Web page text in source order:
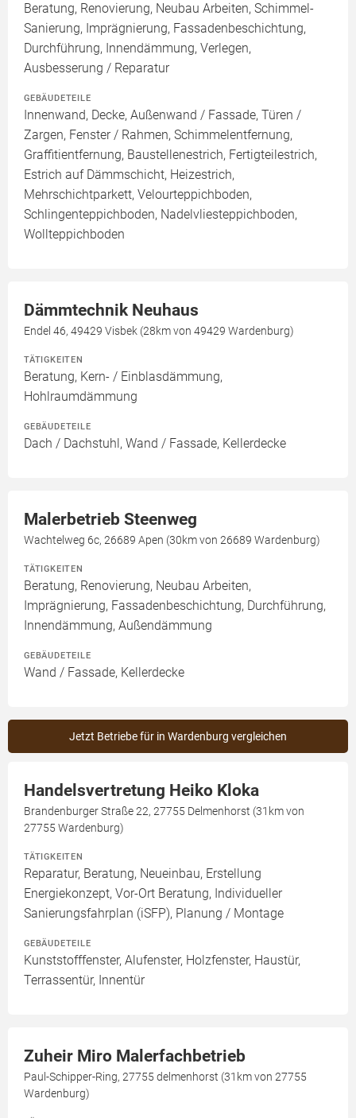
Beratung, Renovierung, Neubau Arbeiten, Schimmel-
Sanierung, Imprägnierung, Fassadenbeschichtung,
Durchführung, Innendämmung, Verlegen,
Ausbesserung / Reparatur
GEBÄUDETEILE
Innenwand, Decke, Außenwand / Fassade, Türen /
Zargen, Fenster / Rahmen, Schimmelentfernung,
Graffitientfernung, Baustellenestrich, Fertigteilestrich,
Estrich auf Dämmschicht, Heizestrich,
Mehrschichtparkett, Velourteppichboden,
Schlingenteppichboden, Nadelvliesteppichboden,
Wollteppichboden
Dämmtechnik Neuhaus
Endel 46, 49429 Visbek (28km von 49429 Wardenburg)
TÄTIGKEITEN
Beratung, Kern- / Einblasdämmung,
Hohlraumdämmung
GEBÄUDETEILE
Dach / Dachstuhl, Wand / Fassade, Kellerdecke
Malerbetrieb Steenweg
Wachtelweg 6c, 26689 Apen (30km von 26689 Wardenburg)
TÄTIGKEITEN
Beratung, Renovierung, Neubau Arbeiten,
Imprägnierung, Fassadenbeschichtung, Durchführung,
Innendämmung, Außendämmung
GEBÄUDETEILE
Wand / Fassade, Kellerdecke
Jetzt Betriebe für in Wardenburg vergleichen
Handelsvertretung Heiko Kloka
Brandenburger Straße 22, 27755 Delmenhorst (31km von
27755 Wardenburg)
TÄTIGKEITEN
Reparatur, Beratung, Neueinbau, Erstellung
Energiekonzept, Vor-Ort Beratung, Individueller
Sanierungsfahrplan (iSFP), Planung / Montage
GEBÄUDETEILE
Kunststofffenster, Alufenster, Holzfenster, Haustür,
Terrassentür, Innentür
Zuheir Miro Malerfachbetrieb
Paul-Schipper-Ring, 27755 delmenhorst (31km von 27755
Wardenburg)